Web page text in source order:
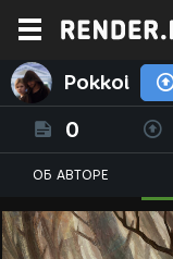
Pokkoi
0
ОБ АВТОРЕ